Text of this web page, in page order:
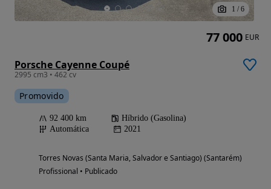
1 / 6
Porsche Cayenne Coupé
2995 cm3 • 462 cv
Promovido
92 400 km
Híbrido (Gasolina)
Automática
2021
Torres Novas (Santa Maria, Salvador e Santiago) (Santarém)
Profissional • Publicado
77 000 EUR